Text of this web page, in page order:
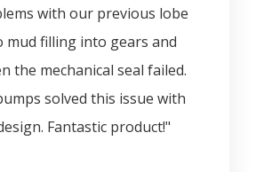
with our previous lobe
mud filling into gears and
the mechanical seal failed.
solved this issue with
Fantastic product!"